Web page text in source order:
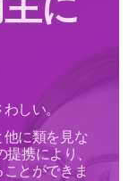
しい。
に類を見な
携により、
とができま